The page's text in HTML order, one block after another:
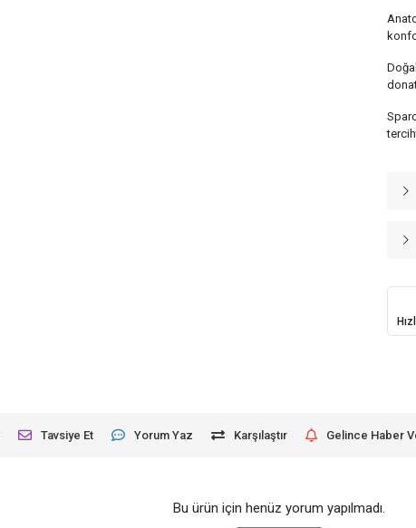
Tavsiye Et Yorum Yaz Karşılaştır Gelince Haber
Bu ürün için henüz yorum yapılmadı.